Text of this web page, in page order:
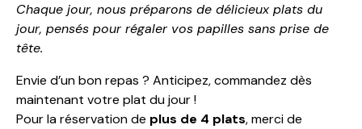
Chaque jour, nous préparons de délicieux plats du
jour, pensés pour régaler vos papilles sans prise de
tête.
Envie d’un bon repas ? Anticipez, commandez dès
maintenant votre plat du jour !
Pour la réservation de plus de 4 plats, merci de